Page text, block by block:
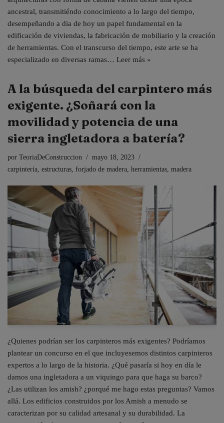
ancestral, transmitiéndo conocimiento a lo largo del tiempo,
desempeñando a dia de hoy un papel fundamental en la
edificación de viviendas, la fabricación de mobiliario y la creación
de herramientas. Con el transcurso del tiempo, este arte se ha
especializado en diversas ramas… Leer más »
A la búsqueda del carpintero más
exigente. ¿Soñará con la
movilidad y potencia de una
sierra ingletadora a batería?
por TeoriaDeConstruccion
mayo 18, 2023
carpintería estructuras forjado de madera herramientas madera
¿Quienes podrían ser los carpinteros más exigentes? Podríamos
plantear un concurso en el que incluyesemos distintos carpinteros
expertos a lo largo de la historia. ¿Qué pasaría si hoy en día le
damos una ingletadora a un viquingo para que haga su barco?
¿Las utilizan los amish? ¿porqué me hago estas preguntas? Vamos
allá. Los edificios construidos por los Amish a menudo se
caracterizan por su calidad artesanal y su durabilidad. La